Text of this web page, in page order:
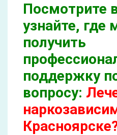
Посмотрите
узнайте, где
получить
поддержку
вопросу: